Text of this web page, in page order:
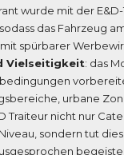
wurde mit der
das Fahrzeug
spürbarer
Vielseitigkeit: das
urbane
Traiteur nicht nur
sondern tut